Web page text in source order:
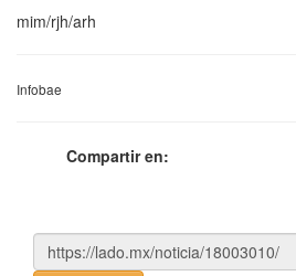
mim/rjh/arh
Infobae
Compartir en: